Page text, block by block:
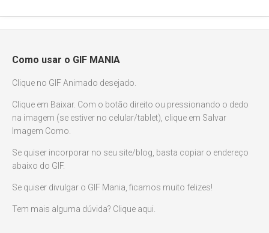
Como usar o GIF MANIA
Clique no GIF Animado desejado.
Clique em Baixar. Com o botão direito ou pressionando o dedo
na imagem (se estiver no celular/tablet), clique em Salvar
Imagem Como.
Se quiser incorporar no seu site/blog, basta copiar o endereço
abaixo do GIF.
Se quiser divulgar o GIF Mania, ficamos muito felizes!
Tem mais alguma dúvida? Clique aqui.